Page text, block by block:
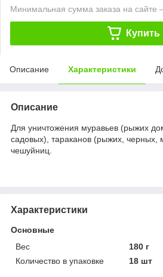
Минимальная сумма заказа на сайте
Купить
Описание Характеристики
Описание
Для уничтожения муравьев (рыжих
садовых), тараканов (рыжих, черных,
чешуйниц.
Характеристики
Основные
Вес
180 г
Количество в упаковке
18 шт